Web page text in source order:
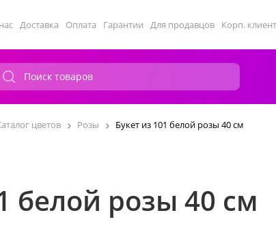
Доставка Оплата Гарантии Для продавцов Корп.
цветов Розы Букет из 101 белой розы 40 см
белой розы 40 см